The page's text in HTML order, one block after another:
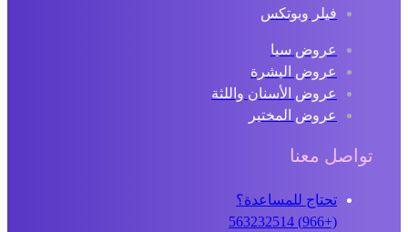
فيلر وبوتكس
عروض سبا
عروض البشرة
عروض الأسنان واللثة
عروض المختبر
تواصل معنا
تحتاج للمساعدة؟